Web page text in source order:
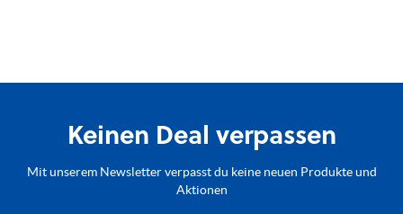
Keinen Deal verpassen
Mit unserem Newsletter verpasst du keine neuen Produkte und
Aktionen